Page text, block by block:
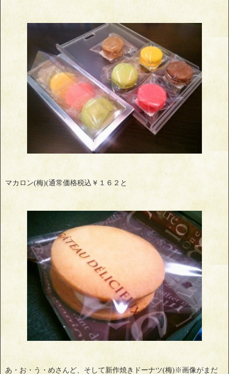
マカロン(梅)(通常価格税込￥１６２と
あ・お・う・めさんど、そして新作焼きドーナツ(梅)※画像がまだ